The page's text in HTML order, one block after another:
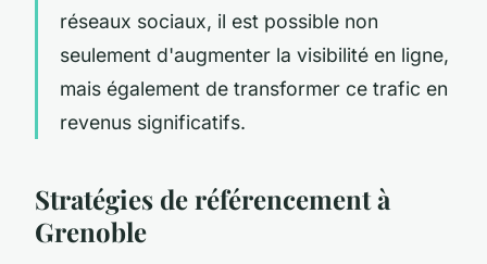
réseaux sociaux, il est possible non
seulement d'augmenter la visibilité en ligne,
mais également de transformer ce trafic en
revenus significatifs.
Stratégies de référencement à
Grenoble